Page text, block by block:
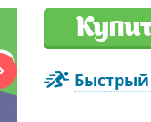
Быстрый